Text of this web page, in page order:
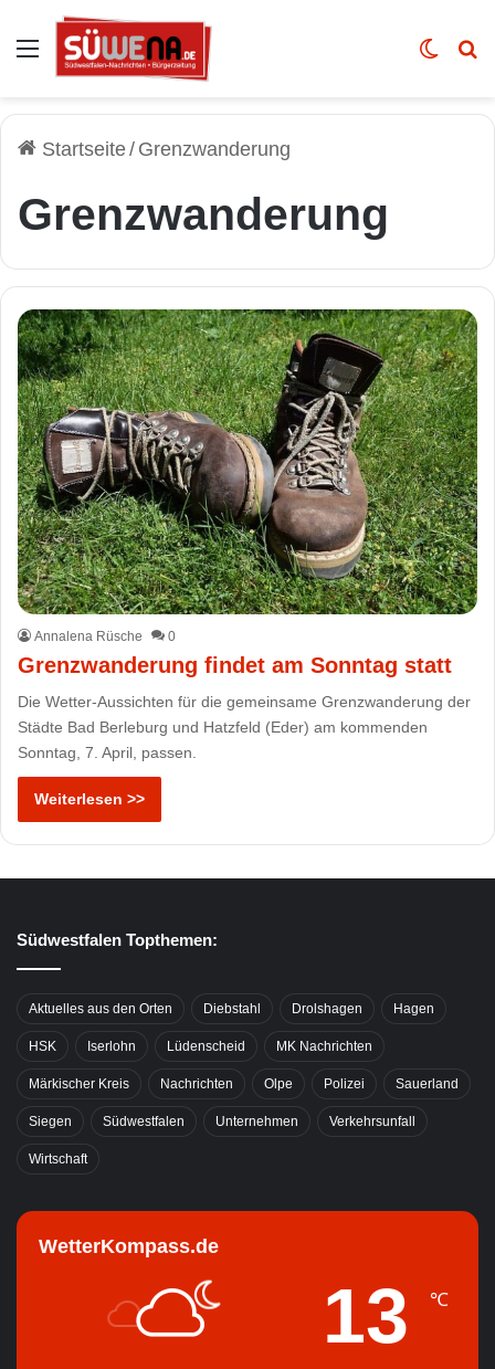
Auswahl Skin
Startseite/ Grenzwanderung
Grenzwanderung
Annalena Rüsche 0
Grenzwanderung findet am Sonntag statt
Die Wetter-Aussichten für die gemeinsame Grenzwanderung der
Städte Bad Berleburg und Hatzfeld (Eder) am kommenden
Sonntag, 7. April, passen.
Weiterlesen >>
Südwestfalen Topthemen:
Aktuelles aus den Orten Diebstahl Drolshagen Hagen
HSK Iserlohn Lüdenscheid MK Nachrichten
Märkischer Kreis Nachrichten Olpe Polizei Sauerland
Siegen Südwestfalen Unternehmen Verkehrsunfall
Wirtschaft
WetterKompass.de
13 ℃